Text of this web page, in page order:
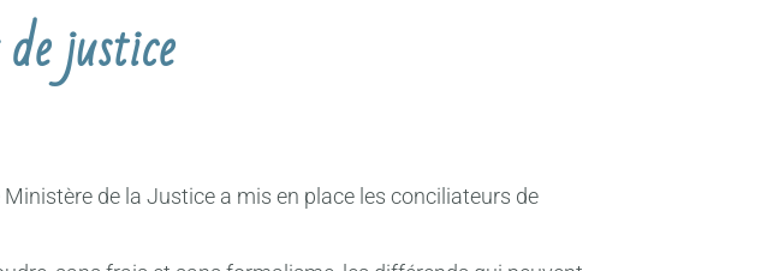
justice
de la Justice a mis en place les conciliateurs de